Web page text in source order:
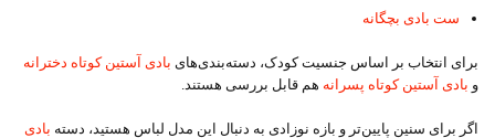
ست بادی بچگانه
برای انتخاب بر اساس جنسیت کودک، دسته‌بندی‌های بادی آستین کوتاه دخترانه
و بادی آستین کوتاه پسرانه هم قابل بررسی هستند.
اگر برای سنین پایین‌تر و بازه نوزادی به دنبال این مدل لباس هستید، دسته بادی